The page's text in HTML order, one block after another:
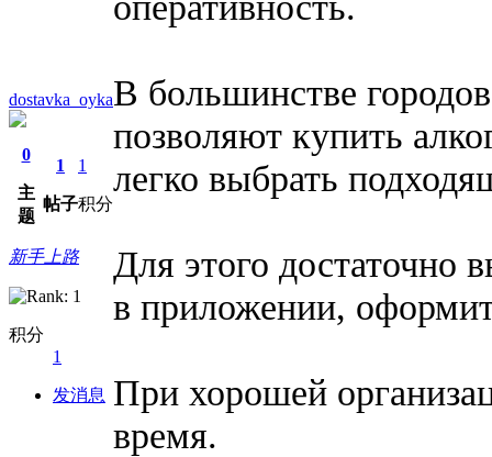
dostavka_oyka
0
主
题
1
帖子
1
积分
新手上路
积分
1
发消息
В большинстве
позволяют купить
легко выбрать
Для этого достаточно
в приложении,
При хорошей
время.